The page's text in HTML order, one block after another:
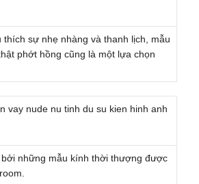
thích sự nhẹ nhàng và thanh lịch, mẫu
phớt hồng cũng là một lựa chọn
những mẫu kính thời thượng được